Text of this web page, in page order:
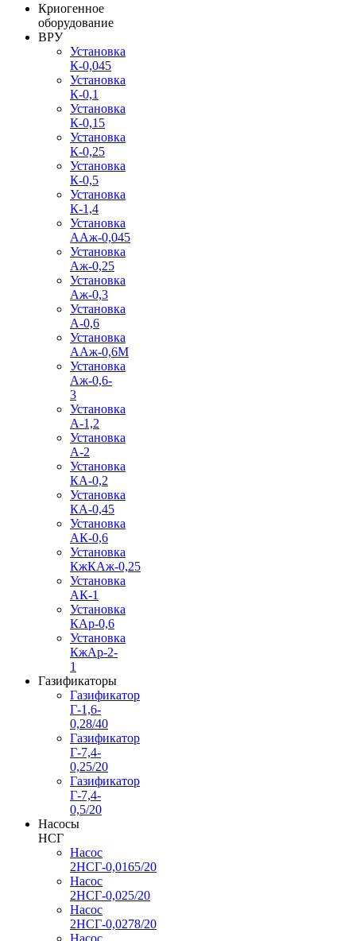
Криогенное
оборудование
ВРУ
Установка
К-0,045
Установка
К-0,1
Установка
К-0,15
Установка
К-0,25
Установка
К-0,5
Установка
К-1,4
Установка
ААж-0,045
Установка
Аж-0,25
Установка
Аж-0,3
Установка
А-0,6
Установка
ААж-0,6М
Установка
Аж-0,6-
3
Установка
А-1,2
Установка
А-2
Установка
КА-0,2
Установка
КА-0,45
Установка
АК-0,6
Установка
КжКАж-0,25
Установка
АК-1
Установка
КАр-0,6
Установка
КжАр-2-
1
Газификаторы
Газификатор
Г-1,6-
0,28/40
Газификатор
Г-7,4-
0,25/20
Газификатор
Г-7,4-
0,5/20
Насосы
НСГ
Насос
2НСГ-0,0165/20
Насос
2НСГ-0,025/20
Насос
2НСГ-0,0278/20
Насос